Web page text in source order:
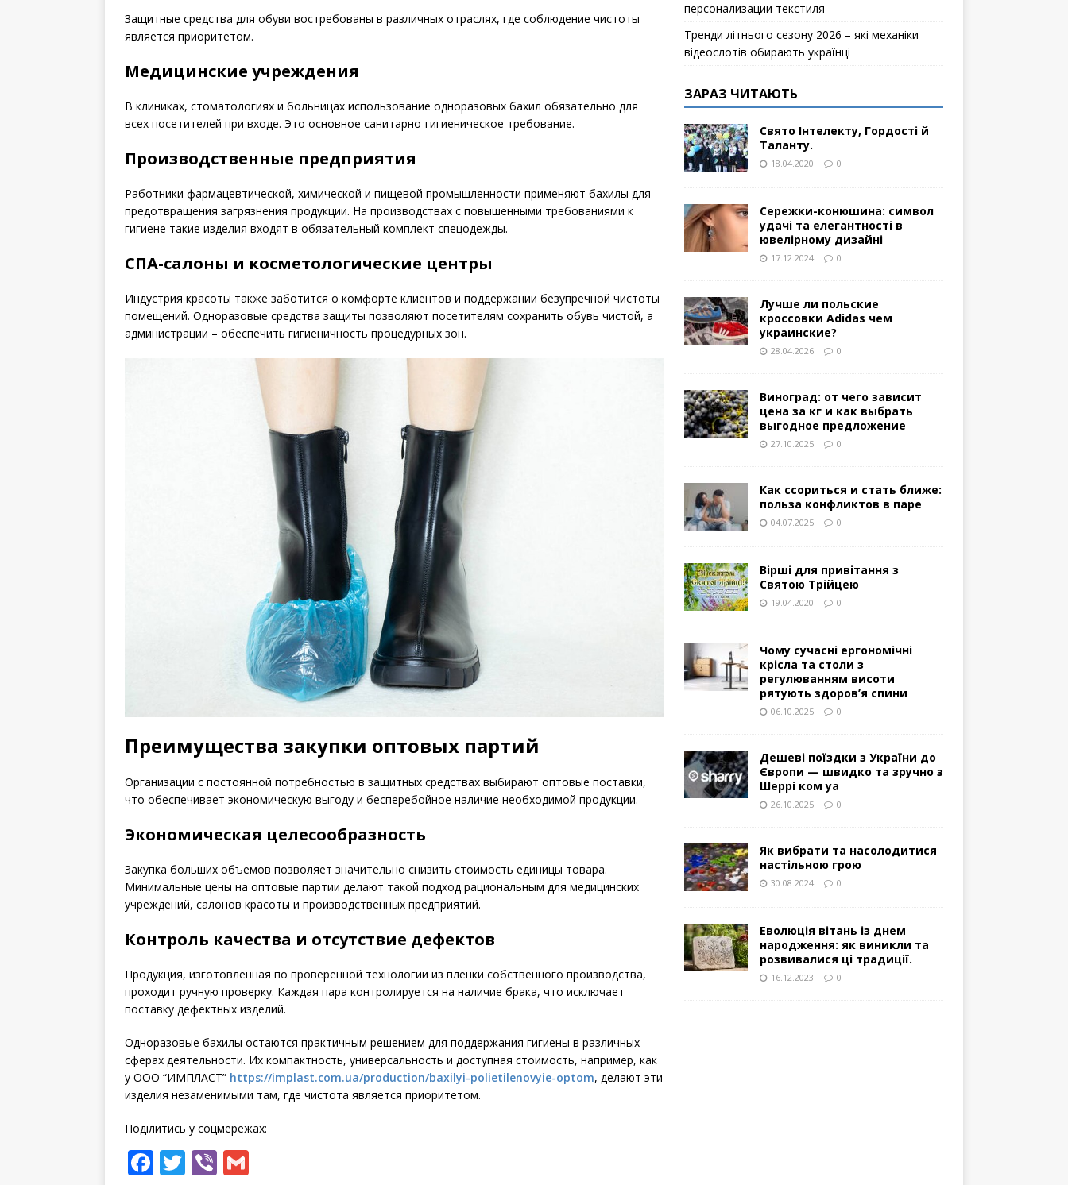
Защитные средства для обуви востребованы в различных отраслях, где соблюдение чистоты
является приоритетом.
Медицинские учреждения
В клиниках, стоматологиях и больницах использование одноразовых бахил обязательно для
всех посетителей при входе. Это основное санитарно-гигиеническое требование.
Производственные предприятия
Работники фармацевтической, химической и пищевой промышленности применяют бахилы для
предотвращения загрязнения продукции. На производствах с повышенными требованиями к
гигиене такие изделия входят в обязательный комплект спецодежды.
СПА-салоны и косметологические центры
Индустрия красоты также заботится о комфорте клиентов и поддержании безупречной чистоты
помещений. Одноразовые средства защиты позволяют посетителям сохранить обувь чистой, а
администрации – обеспечить гигиеничность процедурных зон.
Преимущества закупки оптовых партий
Организации с постоянной потребностью в защитных средствах выбирают оптовые поставки,
что обеспечивает экономическую выгоду и бесперебойное наличие необходимой продукции.
Экономическая целесообразность
Закупка больших объемов позволяет значительно снизить стоимость единицы товара.
Минимальные цены на оптовые партии делают такой подход рациональным для медицинских
учреждений, салонов красоты и производственных предприятий.
Контроль качества и отсутствие дефектов
Продукция, изготовленная по проверенной технологии из пленки собственного производства,
проходит ручную проверку. Каждая пара контролируется на наличие брака, что исключает
поставку дефектных изделий.
Одноразовые бахилы остаются практичным решением для поддержания гигиены в различных
сферах деятельности. Их компактность, универсальность и доступная стоимость, например, как
у ООО “ИМПЛАСТ” https://implast.com.ua/production/baxilyi-polietilenovyie-optom, делают эти
изделия незаменимыми там, где чистота является приоритетом.
Поділитись у соцмережах:
F T Vi
персонализации текстиля
Тренди літнього сезону 2026 – які механіки
відеослотів обирають українці
ЗАРАЗ ЧИТАЮТЬ
Свято Інтелекту, Гордості й
Таланту.
18.04.2020 0
Сережки-конюшина: символ
удачі та елегантності в
ювелірному дизайні
17.12.2024 0
Лучше ли польские
кроссовки Adidas чем
украинские?
28.04.2026 0
Виноград: от чего зависит
цена за кг и как выбрать
выгодное предложение
27.10.2025 0
Как ссориться и стать ближе:
польза конфликтов в паре
04.07.2025 0
Вірші для привітання з
Святою Трійцею
19.04.2020 0
Чому сучасні ергономічні
крісла та столи з
регулюванням висоти
рятують здоров’я спини
06.10.2025 0
Дешеві поїздки з України до
Європи — швидко та зручно з
Шеррі ком уа
26.10.2025 0
Як вибрати та насолодитися
настільною грою
30.08.2024 0
Еволюція вітань із днем
народження: як виникли та
розвивалися ці традиції.
16.12.2023 0